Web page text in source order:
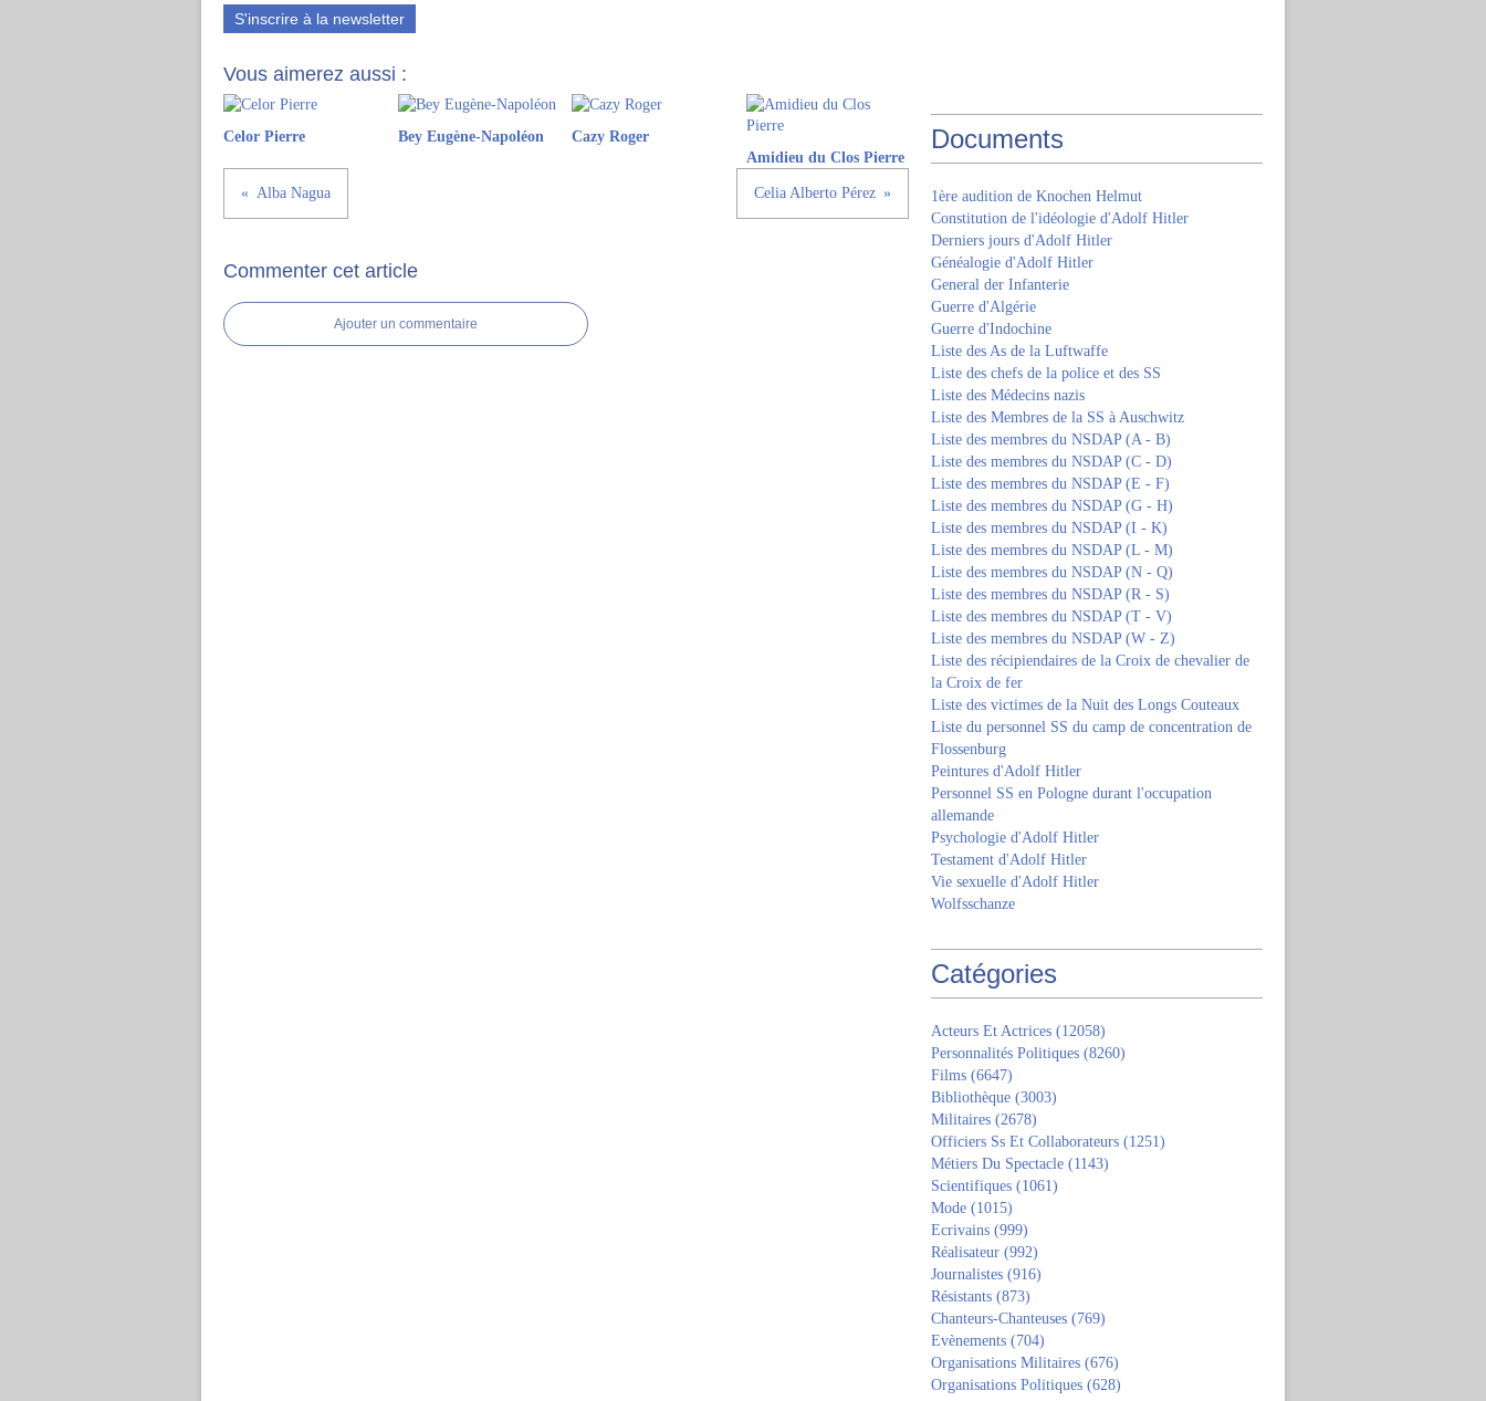
S'inscrire à la newsletter
Vous aimerez aussi :
Celor Pierre Bey Eugène-Napoléon
Cazy Roger
Amidieu du Clos Pierre
Alba Nagua Celia Alberto Pérez
Commenter cet article
Ajouter un commentaire
Documents
1ère audition de Knochen Helmut
Constitution de l'idéologie d'Adolf Hitler
Derniers jours d'Adolf Hitler
Généalogie d'Adolf Hitler
General der Infanterie
Guerre d'Algérie
Guerre d'Indochine
Liste des As de la Luftwaffe
Liste des chefs de la police et des SS
Liste des Médecins nazis
Liste des Membres de la SS à Auschwitz
Liste des membres du NSDAP (A - B)
Liste des membres du NSDAP (C - D)
Liste des membres du NSDAP (E - F)
Liste des membres du NSDAP (G - H)
Liste des membres du NSDAP (I - K)
Liste des membres du NSDAP (L - M)
Liste des membres du NSDAP (N - Q)
Liste des membres du NSDAP (R - S)
Liste des membres du NSDAP (T - V)
Liste des membres du NSDAP (W - Z)
Liste des récipiendaires de la Croix de chevalier de
la Croix de fer
Liste des victimes de la Nuit des Longs Couteaux
Liste du personnel SS du camp de concentration de
Flossenburg
Peintures d'Adolf Hitler
Personnel SS en Pologne durant l'occupation
allemande
Psychologie d'Adolf Hitler
Testament d'Adolf Hitler
Vie sexuelle d'Adolf Hitler
Wolfsschanze
Catégories
Acteurs Et Actrices (12058)
Personnalités Politiques (8260)
Films (6647)
Bibliothèque (3003)
Militaires (2678)
Officiers Ss Et Collaborateurs (1251)
Métiers Du Spectacle (1143)
Scientifiques (1061)
Mode (1015)
Ecrivains (999)
Réalisateur (992)
Journalistes (916)
Résistants (873)
Chanteurs-Chanteuses (769)
Evènements (704)
Organisations Militaires (676)
Organisations Politiques (628)